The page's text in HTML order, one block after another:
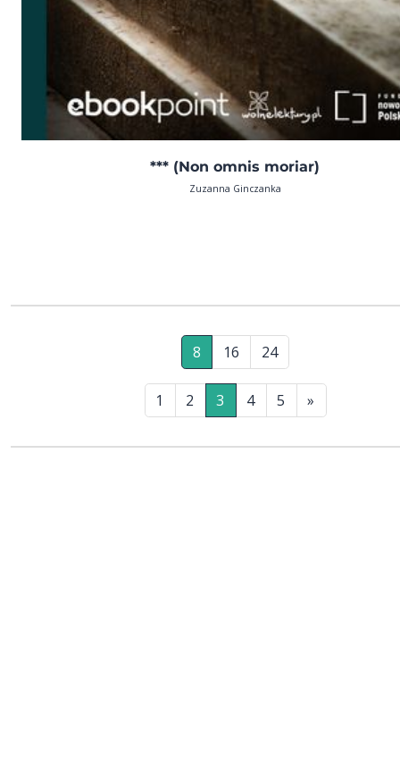
*** (Non omnis moriar)
Zuzanna Ginczanka
8 16 24
1 2 3 4 5 »